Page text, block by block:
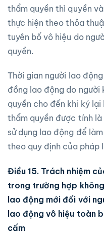
thẩm quyền thì quyền
thực hiện theo thỏa
tuyên bố vô hiệu do
quyền.
Thời gian người lao
đồng lao động do người
quyền cho đến khi ký
thẩm quyền được tính
sử dụng lao động để
theo quy định của pháp
Điều 15. Trách nhiệm
trong trường hợp
lao động mới đối với
lao động vô hiệu toàn
cấm